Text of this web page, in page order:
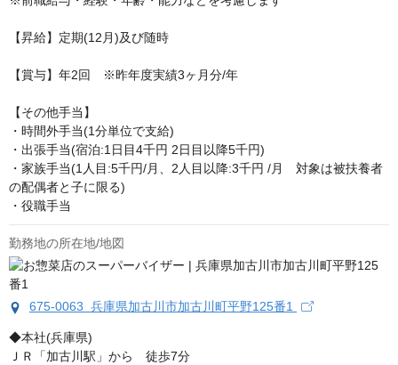
【昇給】定期(12月)及び随時
【賞与】年2回　※昨年度実績3ヶ月分/年
【その他手当】
・時間外手当(1分単位で支給)
・出張手当(宿泊:1日目4千円 2日目以降5千円)
・家族手当(1人目:5千円/月、2人目以降:3千円 /月　対象は被扶養者
の配偶者と子に限る)
・役職手当
勤務地の所在地/地図
675-0063 兵庫県加古川市加古川町平野125番1
◆本社(兵庫県)
ＪＲ「加古川駅」から　徒歩7分